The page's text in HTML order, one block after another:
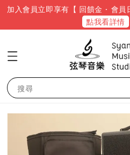
加入會員立即享有【 回饋金 · 會員
點我看詳情
搜尋